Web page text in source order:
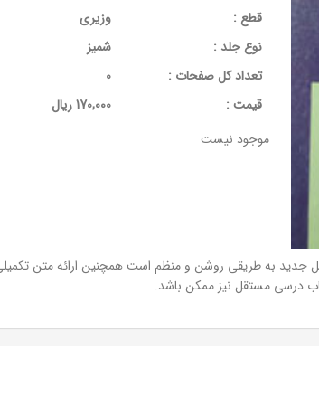
قطع :
وزیری
نوع جلد :
شمیز
تعداد کل صفحات :
0
قيمت :
170,000 ریال
موجود نیست
به طریقی روشن و منظم است همچنین ارائه متن تکمیلی
درسی مستقل نیز ممکن باشد.